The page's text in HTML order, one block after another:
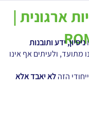
ארגונית |
ניסיון, ידע ותובנות
מתועד, ולעיתים אף אינו
הזהלא יאבד אלא